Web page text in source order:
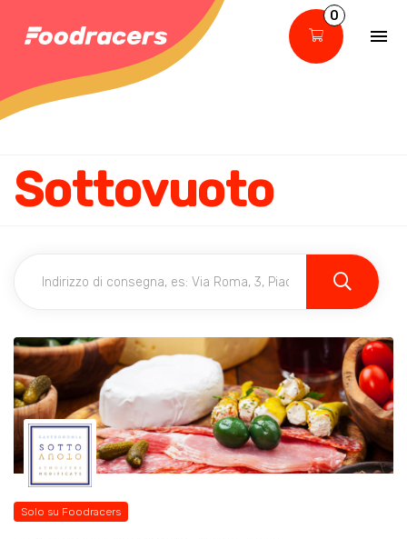
0
Sottovuoto
Solo su Foodracers